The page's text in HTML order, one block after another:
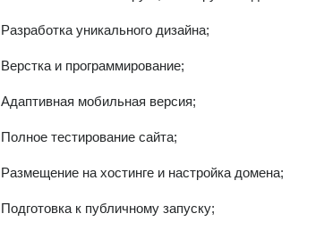
Разработка уникального дизайна;
Верстка и программирование;
Адаптивная мобильная версия;
Полное тестирование сайта;
Размещение на хостинге и настройка домена;
Подготовка к публичному запуску;